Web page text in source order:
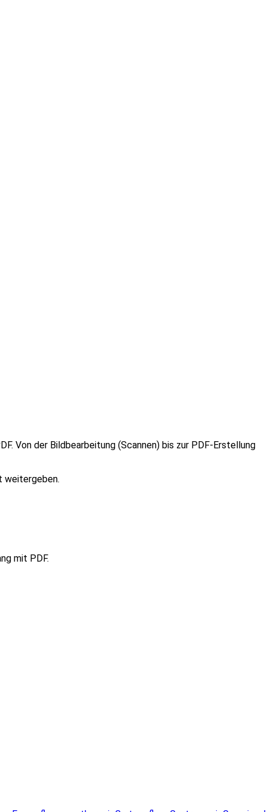
Von der Bildbearbeitung (Scannen) bis zur PDF-Erstellung
weitergeben.
mit PDF.